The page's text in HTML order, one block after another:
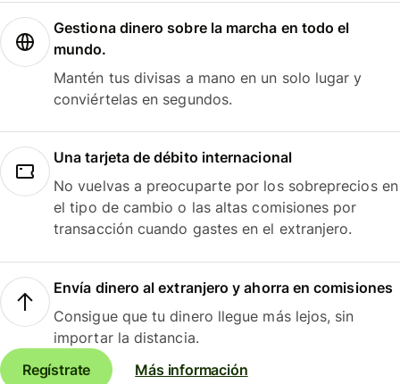
Gestiona dinero sobre la marcha en todo el
mundo.
Mantén tus divisas a mano en un solo lugar y
conviértelas en segundos.
Una tarjeta de débito internacional
No vuelvas a preocuparte por los sobreprecios en
el tipo de cambio o las altas comisiones por
transacción cuando gastes en el extranjero.
Envía dinero al extranjero y ahorra en comisiones
Consigue que tu dinero llegue más lejos, sin
importar la distancia.
Regístrate
Más información